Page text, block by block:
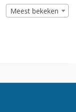
Meest bekeken